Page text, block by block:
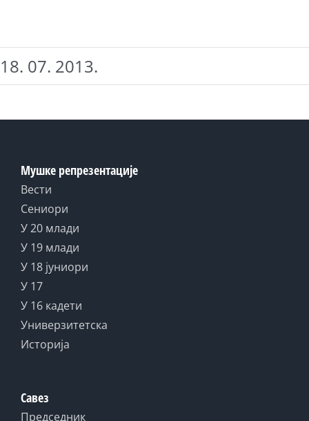
18. 07. 2013.
Мушке репрезентације
Вести
Сениори
У 20 млади
У 19 млади
У 18 јуниори
У 17
У 16 кадети
Универзитетска
Историја
Савез
Председник